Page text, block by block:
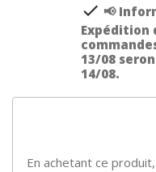
check 📢
Expédition
13/08
14/08.
En achetant ce